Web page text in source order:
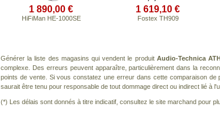
1 890,00 €
HiFiMan HE-1000SE
1 619,10 €
Fostex TH909
Générer la liste des magasins qui vendent le produit Audio-Technica
complexe. Des erreurs peuvent apparaître, particulièrement dans la
points de vente. Si vous constatez une erreur dans cette comparaison de
saurait être tenu pour responsable de tout dommage direct ou indirect lié à
(*) Les délais sont donnés à titre indicatif, consultez le site marchand pour